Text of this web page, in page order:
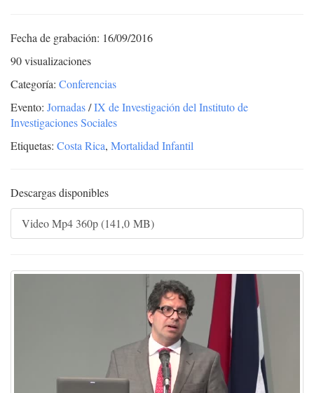
Fecha de grabación: 16/09/2016
90 visualizaciones
Categoría: Conferencias
Evento: Jornadas/IX de Investigación del Instituto de
Investigaciones Sociales
Etiquetas: Costa Rica, Mortalidad Infantil
Descargas disponibles
Video Mp4 360p (141,0 MB)